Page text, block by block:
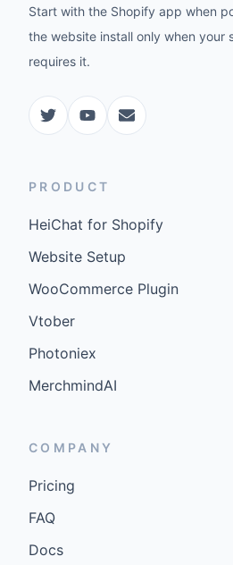
Start with the Shopify app when
the website install only when your
requires it.
PRODUCT
HeiChat for Shopify
Website Setup
WooCommerce Plugin
Vtober
Photoniex
MerchmindAI
COMPANY
Pricing
FAQ
Docs